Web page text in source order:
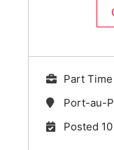
Part Time
Port-au-
Posted